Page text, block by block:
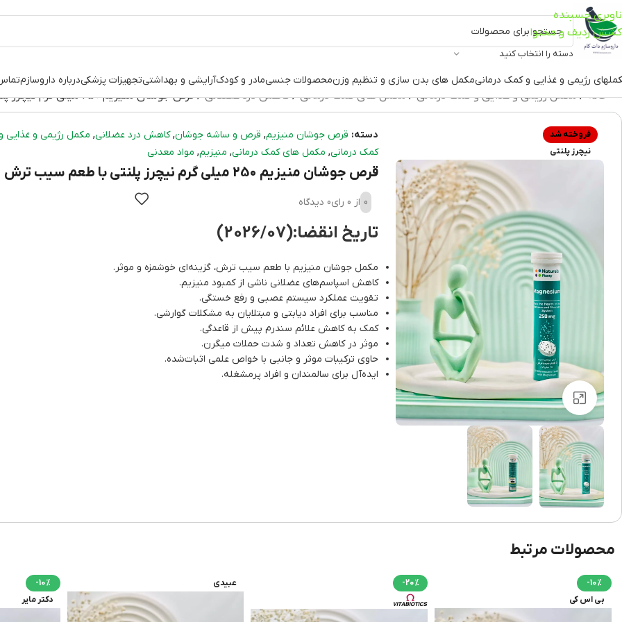
ناوبری چسبنده
کشش ردیف و محتوا
دسته را انتخاب کنید
رژیمی و غذایی و کمک درمانیمکمل های بدن سازی و تنظیم وزنمحصولات جنسیمادر و کودکآرایشی و بهداشتیتجهیزات پزشکیدرباره داروسازم
خانه مکمل رژیمی و غذایی و کمک درمانی مکمل های کمک درمانی کاهش درد عضلانی قرص جوشان منیزیم 250 میلی گرم نیچرز پلنتی با طعم سیب ترش 20 عددی
فروخته شد
نیچرز پلنتی
برای بزرگنمایی کلیک کنید
دسته: قرص جوشان منیزیم, قرص و ساشه جوشان, کاهش درد عضلانی, مکمل رژیمی و غذایی
کمک درمانی, مکمل های کمک درمانی, منیزیم, مواد معدنی
قرص جوشان منیزیم 250 میلی گرم نیچرز پلنتی با طعم سیب ترش 20 عددی
0 از 0 رای 0 دیدگاه
تاریخ انقضا:(2026/07)
مکمل جوشان منیزیم با طعم سیب ترش، گزینه‌ای خوشمزه و موثر.
کاهش اسپاسم‌های عضلانی ناشی از کمبود منیزیم.
تقویت عملکرد سیستم عصبی و رفع خستگی.
مناسب برای افراد دیابتی و مبتلایان به مشکلات گوارشی.
کمک به کاهش علائم سندرم پیش از قاعدگی.
موثر در کاهش تعداد و شدت حملات میگرن.
حاوی ترکیبات موثر و جانبی با خواص علمی اثبات‌شده.
ایده‌آل برای سالمندان و افراد پرمشغله.
محصولات مرتبط
-10%
بی اس کی
-20% عبیدی
-10%
دکتر مایر